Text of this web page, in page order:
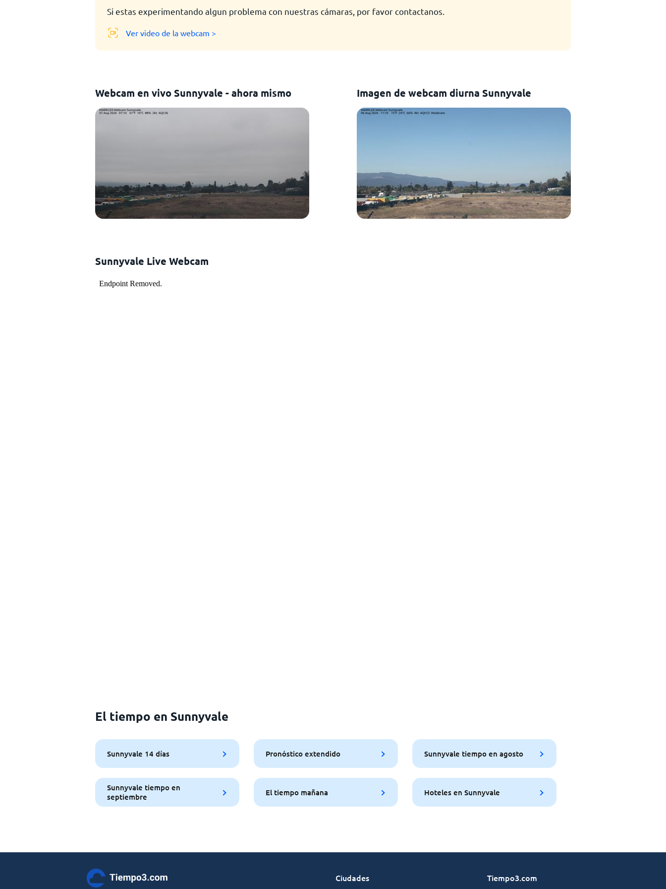
Si estas experimentando algun problema con nuestras cámaras, por favor contactanos.
Ver video de la webcam >
Webcam en vivo Sunnyvale - ahora mismo Imagen de webcam diurna Sunnyvale
Sunnyvale Live Webcam
El tiempo en Sunnyvale
Sunnyvale 14 días Pronóstico extendido Sunnyvale tiempo en agosto
Sunnyvale tiempo en
septiembre
El tiempo mañana Hoteles en Sunnyvale
Ciudades Tiempo3.com